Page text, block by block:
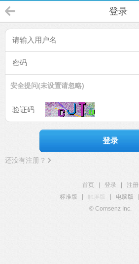
登录
安全提问(未设置请忽略)
登录
还没有注册？
首页 登录
注册
标准版
触屏版 电脑版
© Comsenz Inc.